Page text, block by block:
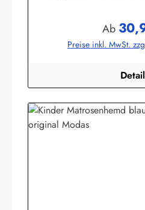
Regulärer
Ab
Preise inkl. MwSt.